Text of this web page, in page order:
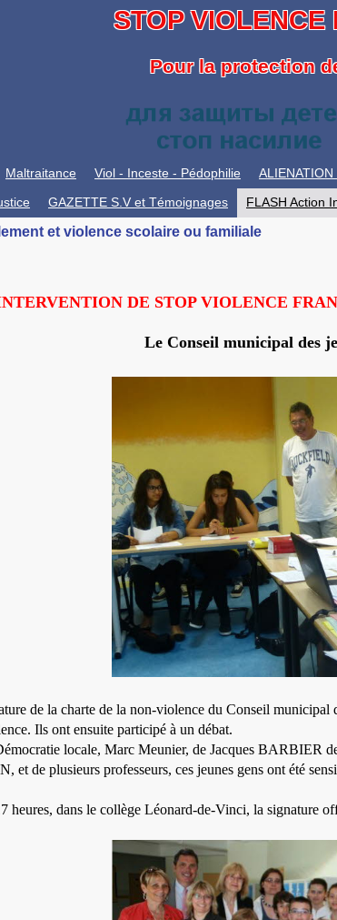
STOP VIOLENCE
Pour la protection
Maltraitance Viol - Inceste - Pédophilie ALIENATION
GAZETTE S.V et Témoignages FLASH Action
et violence scolaire ou familiale
DE STOP VIOLENCE
Le Conseil municipal des
de la charte de la non-violence du Conseil
Ils ont ensuite participé à un débat.
locale, Marc Meunier, de Jacques
de plusieurs professeurs, ces jeunes gens ont été
heures, dans le collège Léonard-de-Vinci, la signature